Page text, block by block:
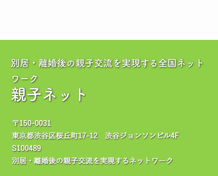
別居・離婚後の親子交流を実現する全国ネット
ワーク
親子ネット